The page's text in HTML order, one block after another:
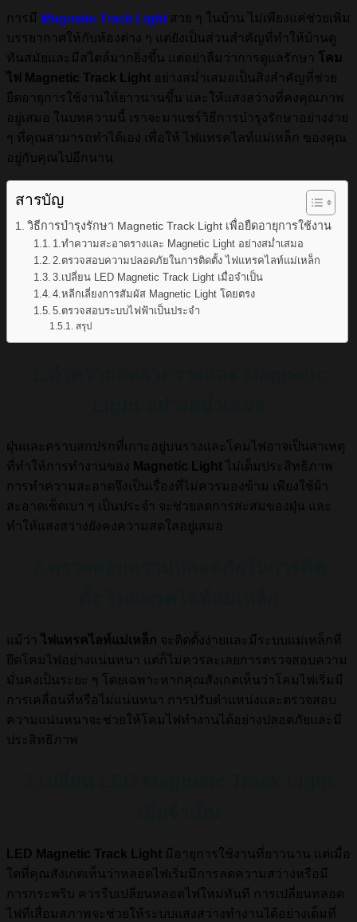
การมี Magnetic Track Light สวย ๆ ในบ้าน ไม่เพียงแค่ช่วยเพิ่ม
บรรยากาศให้กับห้องต่าง ๆ แต่ยังเป็นส่วนสำคัญที่ทำให้บ้านดู
ทันสมัยและมีสไตล์มากยิ่งขึ้น แต่อย่าลืมว่าการดูแลรักษา โคม
ไฟ Magnetic Track Light อย่างสม่ำเสมอเป็นสิ่งสำคัญที่ช่วย
ยืดอายุการใช้งานให้ยาวนานขึ้น และให้แสงสว่างที่คงคุณภาพ
อยู่เสมอ ในบทความนี้ เราจะมาแชร์วิธีการบำรุงรักษาอย่างง่าย
ๆ ที่คุณสามารถทำได้เอง เพื่อให้ ไฟแทรคไลท์แม่เหล็ก ของคุณ
อยู่กับคุณไปอีกนาน
สารบัญ
วิธีการบำรุงรักษา Magnetic Track Light เพื่อยืดอายุการใช้งาน
1.ทำความสะอาดรางและ Magnetic Light อย่างสม่ำเสมอ
2.ตรวจสอบความปลอดภัยในการติดตั้ง ไฟแทรคไลท์แม่เหล็ก
3.เปลี่ยน LED Magnetic Track Light เมื่อจำเป็น
4.หลีกเลี่ยงการสัมผัส Magnetic Light โดยตรง
5.ตรวจสอบระบบไฟฟ้าเป็นประจำ
สรุป
ฝุ่นและคราบสกปรกที่เกาะอยู่บนรางและโคมไฟอาจเป็นสาเหตุ
ที่ทำให้การทำงานของ Magnetic Light ไม่เต็มประสิทธิภาพ
การทำความสะอาดจึงเป็นเรื่องที่ไม่ควรมองข้าม เพียงใช้ผ้า
สะอาดเช็ดเบา ๆ เป็นประจำ จะช่วยลดการสะสมของฝุ่น และ
ทำให้แสงสว่างยังคงความสดใสอยู่เสมอ
แม้ว่า ไฟแทรคไลท์แม่เหล็ก จะติดตั้งง่ายและมีระบบแม่เหล็กที่
ยึดโคมไฟอย่างแน่นหนา แต่ก็ไม่ควรละเลยการตรวจสอบความ
มั่นคงเป็นระยะ ๆ โดยเฉพาะหากคุณสังเกตเห็นว่าโคมไฟเริ่มมี
การเคลื่อนที่หรือไม่แน่นหนา การปรับตำแหน่งและตรวจสอบ
ความแน่นหนาจะช่วยให้โคมไฟทำงานได้อย่างปลอดภัยและมี
ประสิทธิภาพ
LED Magnetic Track Light มีอายุการใช้งานที่ยาวนาน แต่เมื่อ
ใดที่คุณสังเกตเห็นว่าหลอดไฟเริ่มมีการลดความสว่างหรือมี
การกระพริบ ควรรีบเปลี่ยนหลอดไฟใหม่ทันที การเปลี่ยนหลอด
ไฟที่เสื่อมสภาพจะช่วยให้ระบบแสงสว่างทำงานได้อย่างเต็มที่